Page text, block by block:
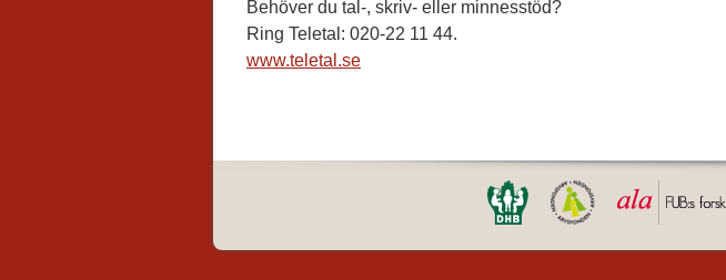
Behöver du tal-, skriv- eller minnesstöd?
Ring Teletal: 020-22 11 44.
www.teletal.se